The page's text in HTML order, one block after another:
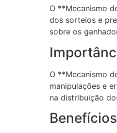
O **Mecanismo
dos sorteios e
sobre os
O **Mecanismo
manipulações e
na distribuição